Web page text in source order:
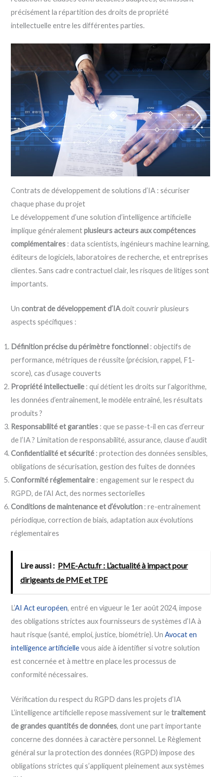
précisément la répartition des droits de propriété
intellectuelle entre les différentes parties.
Contrats de développement de solutions d’IA : sécuriser
chaque phase du projet
Le développement d’une solution d’intelligence artificielle
implique généralementplusieurs acteurs aux compétences
complémentaires : data scientists, ingénieurs machine learning,
éditeurs de logiciels, laboratoires de recherche, et entreprises
clientes. Sans cadre contractuel clair, les risques de litiges sont
importants.
Uncontrat de développement d’IAdoit couvrir plusieurs
aspects spécifiques :
Définition précise du périmètre fonctionnel : objectifs de
performance, métriques de réussite (précision, rappel, F1-
score), cas d’usage couverts
Propriété intellectuelle : qui détient les droits sur l’algorithme,
les données d’entraînement, le modèle entraîné, les résultats
produits ?
Responsabilité et garanties : que se passe-t-il en cas d’erreur
de l’IA ? Limitation de responsabilité, assurance, clause d’audit
Confidentialité et sécurité : protection des données sensibles,
obligations de sécurisation, gestion des fuites de données
Conformité réglementaire : engagement sur le respect du
RGPD, de l’AI Act, des normes sectorielles
Conditions de maintenance et d’évolution : re-entraînement
périodique, correction de biais, adaptation aux évolutions
réglementaires
Lire aussi : PME-Actu.fr : L’actualité à impact pour
dirigeants de PME et TPE
L’AI Act européen, entré en vigueur le 1er août 2024, impose
des obligations strictes aux fournisseurs de systèmes d’IA à
haut risque (santé, emploi, justice, biométrie). UnAvocat en
intelligence artificiellevous aide à identifier si votre solution
est concernée et à mettre en place les processus de
conformité nécessaires.
Vérification du respect du RGPD dans les projets d’IA
L’intelligence artificielle repose massivement sur letraitement
de grandes quantités de données, dont une part importante
concerne des données à caractère personnel. Le Règlement
général sur la protection des données (RGPD) impose des
obligations strictes qui s’appliquent pleinement aux systèmes